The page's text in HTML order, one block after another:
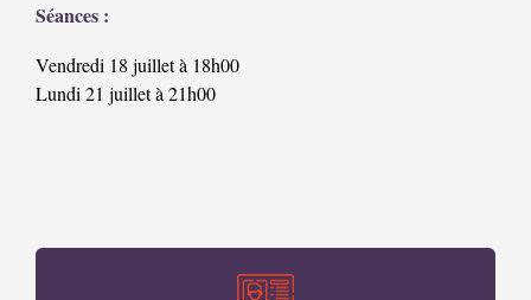
Séances :
Vendredi 18 juillet à 18h00
Lundi 21 juillet à 21h00